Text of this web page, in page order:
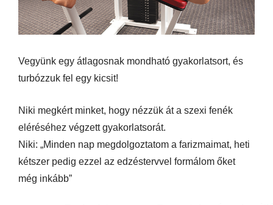
Vegyünk egy átlagosnak mondható gyakorlatsort, és
turbózzuk fel egy kicsit!
Niki megkért minket, hogy nézzük át a szexi fenék
eléréséhez végzett gyakorlatsorát.
Niki: „Minden nap megdolgoztatom a farizmaimat, heti
kétszer pedig ezzel az edzéstervvel formálom őket
még inkább”